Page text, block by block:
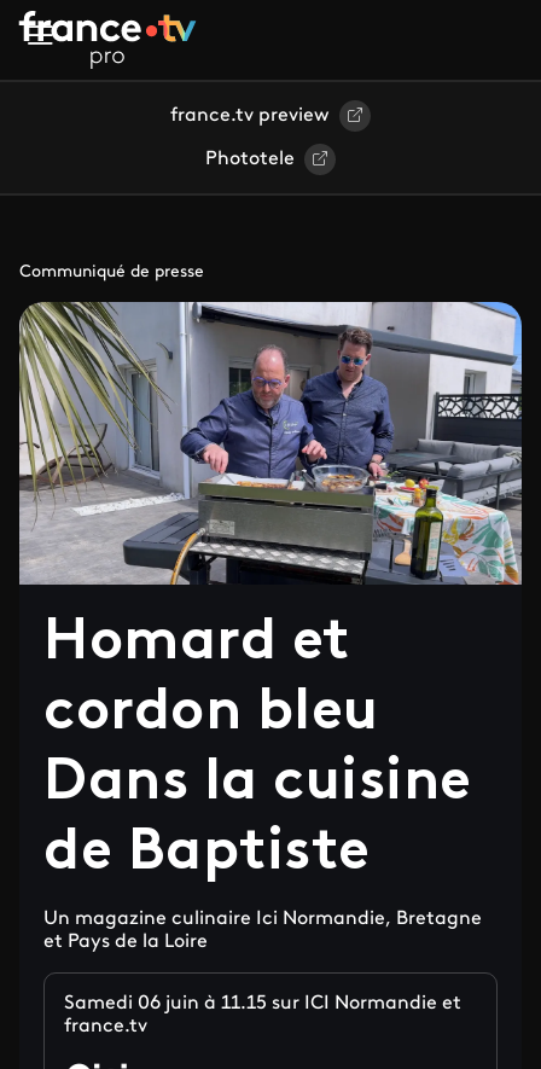
Aller au contenu principal
france.tv preview
Phototele
Communiqué de presse
Homard et
cordon bleu
Dans la cuisine
de Baptiste
Un magazine culinaire Ici Normandie, Bretagne
et Pays de la Loire
Samedi 06 juin à 11.15 sur ICI Normandie et
france.tv